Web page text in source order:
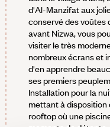
d'Al-Manzifat aux
conservé des voûtes
avant Nizwa, vous
visiter le très
nombreux écrans et
d'en apprendre
ses premiers
Installation pour la
mettant à disposition
rooftop où une